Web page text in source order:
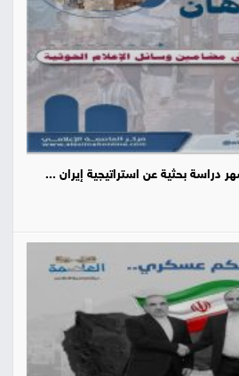
دراسة بحثية عن استراتيجية إيران ...